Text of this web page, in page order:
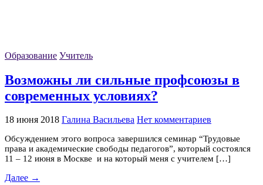
Образование Учитель
Возможны ли сильные профсоюзы в
современных условиях?
18 июня 2018 Галина Васильева Нет комментариев
Обсуждением этого вопроса завершился семинар “Трудовые
права и академические свободы педагогов”, который состоялся
11 – 12 июня в Москве и на который меня с учителем […]
Далее →